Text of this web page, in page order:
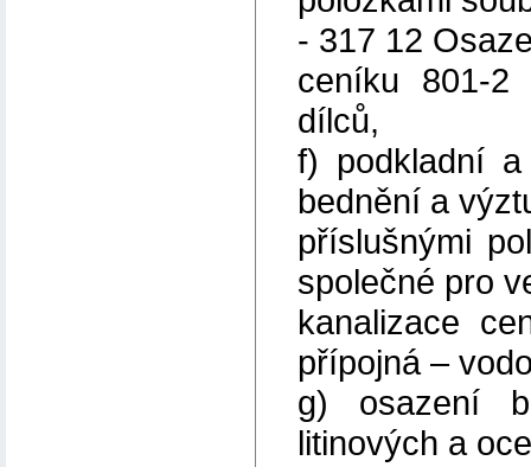
- 317 12
ceníku 801-2
dílců,
f) podkladní
bednění a
příslušnými
společné pro
kanalizace
přípojná –
g) osazení
litinových a